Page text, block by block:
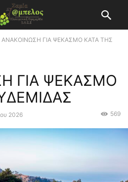
ΑΝΑΚΟΙΝΩΣΗ ΓΙΑ ΨΕΚΑΣΜΟ ΚΑΤΑ ΤΗΣ
ΓΙΑ ΨΕΚΑΣΜΟ
2026 569